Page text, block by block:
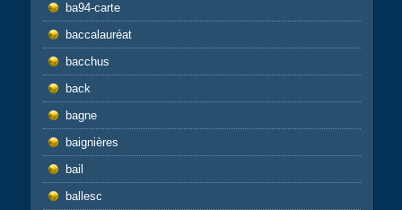
ba94-carte
baccalauréat
bacchus
back
bagne
baignières
bail
ballesc